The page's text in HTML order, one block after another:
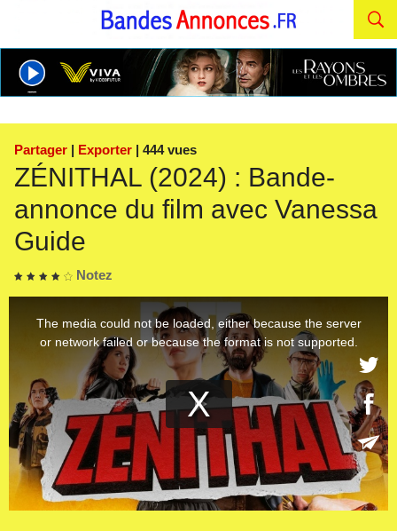
Partager | Exporter | 444 vues
ZÉNITHAL (2024) : Bande-
annonce du film avec Vanessa
Guide
Notez